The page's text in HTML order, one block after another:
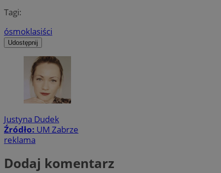
Tagi:
ósmoklasiści
Udostępnij
Justyna Dudek
Źródło: UM Zabrze
reklama
Dodaj komentarz